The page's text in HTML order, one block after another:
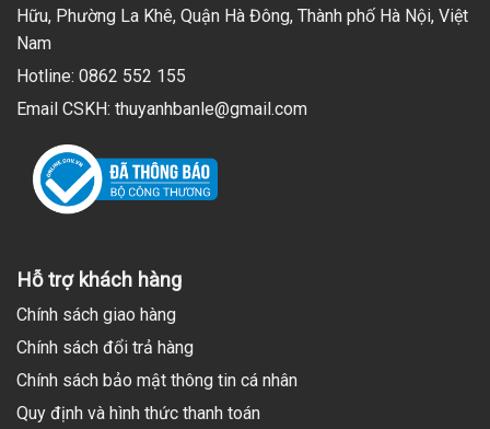
Hữu, Phường La Khê, Quận Hà Đông, Thành phố Hà Nội, Việt
Nam
Hotline: 0862 552 155
Email CSKH: thuyanhbanle@gmail.com
Hỗ trợ khách hàng
Chính sách giao hàng
Chính sách đổi trả hàng
Chính sách bảo mật thông tin cá nhân
Quy định và hình thức thanh toán